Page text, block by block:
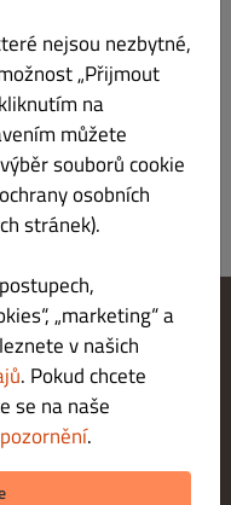
nejsou nezbytné,
„Přijmout
na
můžete
souborů cookie
osobních
stránek).
„marketing“ a
v našich
. Pokud chcete
se na naše
.